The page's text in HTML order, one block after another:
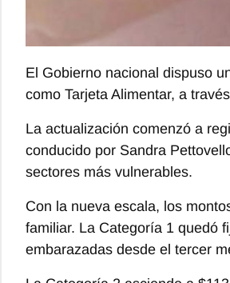
El Gobierno nacional dispuso
como Tarjeta Alimentar, a
La actualización comenzó a
conducido por Sandra
sectores más vulnerables.
Con la nueva escala, los
familiar. La Categoría 1 quedó
embarazadas desde el tercer